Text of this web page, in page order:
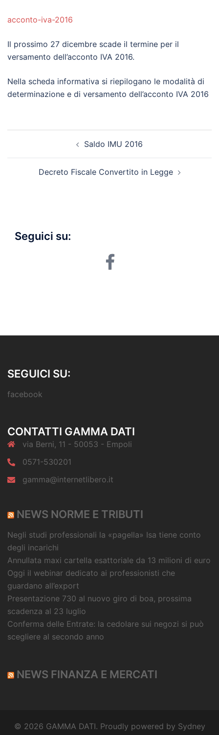
acconto-iva-2016
Il prossimo 27 dicembre scade il termine per il
versamento dell’acconto IVA 2016.
Nella scheda informativa si riepilogano le modalità di
determinazione e di versamento dell’acconto IVA 2016
Saldo IMU 2016
Decreto Fiscale Convertito in Legge
Seguici su:
facebook
SEGUICI SU:
facebook
CONTATTI GAMMA DATI
via Berni, 11 - 50053 - Empoli
0571-530201
gamma@internetlibero.it
NEWS NORME E TRIBUTI
Negli studi professionali la «pagella» Isa tiene conto
degli incarichi
Annullata maxi cartella esattoriale da 13 milioni di euro
Oggi il webinar dedicato ai professionisti che
guardano all’export
Presentazione 730 al nuovo giro di boa, prossima
scadenza al 23 luglio
Conferma delle Entrate: la cedolare sui negozi si può
scegliere al secondo anno
NEWS FINANZA E MERCATI
© 2026 GAMMA DATI. Proudly powered by Sydney